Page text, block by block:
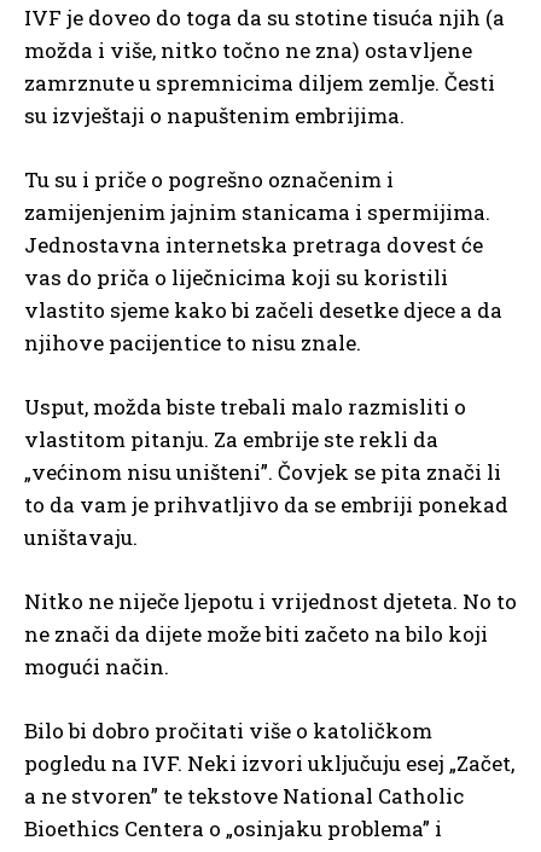
IVF je doveo do toga da su stotine tisuća njih (a
možda i više, nitko točno ne zna) ostavljene
zamrznute u spremnicima diljem zemlje. Česti
su izvještaji o napuštenim embrijima.
Tu su i priče o pogrešno označenim i
zamijenjenim jajnim stanicama i spermijima.
Jednostavna internetska pretraga dovest će
vas do priča o liječnicima koji su koristili
vlastito sjeme kako bi začeli desetke djece a da
njihove pacijentice to nisu znale.
Usput, možda biste trebali malo razmisliti o
vlastitom pitanju. Za embrije ste rekli da
„većinom nisu uništeni”. Čovjek se pita znači li
to da vam je prihvatljivo da se embriji ponekad
uništavaju.
Nitko ne niječe ljepotu i vrijednost djeteta. No to
ne znači da dijete može biti začeto na bilo koji
mogući način.
Bilo bi dobro pročitati više o katoličkom
pogledu na IVF. Neki izvori uključuju esej „Začet,
a ne stvoren” te tekstove National Catholic
Bioethics Centera o „osinjaku problema” i